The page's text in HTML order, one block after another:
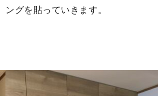
ングを貼っていきます。